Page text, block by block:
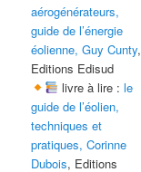
aérogénérateurs,
guide de l’énergie
éolienne, Guy Cunty,
Editions Edisud
livre à lire : le
guide de l’éolien,
techniques et
pratiques, Corinne
Dubois, Editions